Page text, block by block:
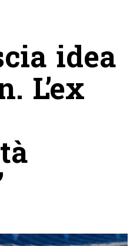
idea
L’ex